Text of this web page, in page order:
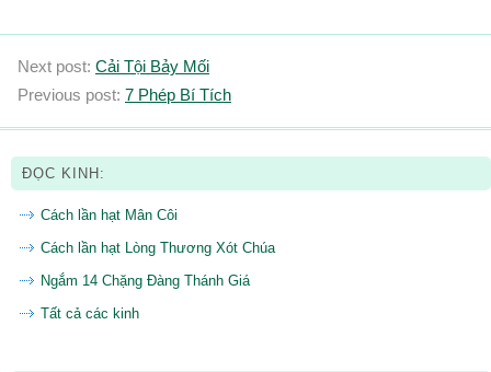
Next post: Cải Tội Bảy Mối
Previous post: 7 Phép Bí Tích
ĐỌC KINH:
Cách lần hạt Mân Côi
Cách lần hạt Lòng Thương Xót Chúa
Ngắm 14 Chặng Đàng Thánh Giá
Tất cả các kinh